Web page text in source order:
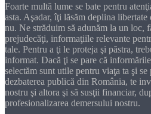
Foarte multă lume se bate pentru
asta. Aşadar, îţi lăsăm deplina libertate
nu. Ne străduim să adunăm la un loc,
prejudecăţi, informaţiile relevante
tale. Pentru a ţi le proteja şi păstra,
informat. Dacă ţi se pare că
selectăm sunt utile pentru viaţa ta şi
dezbaterea publică din România, te
nostru şi altora şi să susţii financiar,
profesionalizarea demersului nostru.